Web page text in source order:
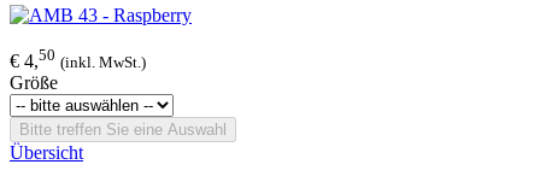
€ 4,50 (inkl. MwSt.)
Größe
Bitte treffen Sie eine Auswahl
Übersicht